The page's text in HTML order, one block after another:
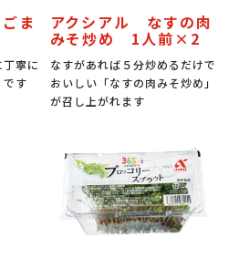
ま
寧に
です
アクシアル なすの肉
みそ炒め 1人前×2
なすがあれば５分炒めるだけで
おいしい「なすの肉みそ炒め」
が召し上がれます